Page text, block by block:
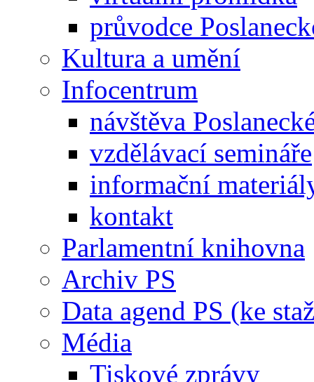
průvodce
Kultura a umění
Infocentrum
návštěva
vzdělávací semináře
informační
kontakt
Parlamentní knihovna
Archiv PS
Data agend PS (ke
Média
Tiskové zprávy